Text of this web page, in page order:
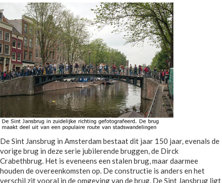
De Sint Jansbrug in Amsterdam bestaat dit jaar 150 jaar, evenals de
vorige brug in deze serie jubilerende bruggen, de Dirck
Crabethbrug. Het is eveneens een stalen brug, maar daarmee
houden de overeenkomsten op. De constructie is anders en het
verschil zit vooral in de omgeving van de brug. De Sint Jansbrug ligt